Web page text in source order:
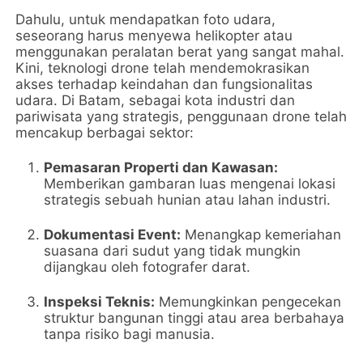
Dahulu, untuk mendapatkan foto udara,
seseorang harus menyewa helikopter atau
menggunakan peralatan berat yang sangat mahal.
Kini, teknologi drone telah mendemokrasikan
akses terhadap keindahan dan fungsionalitas
udara. Di Batam, sebagai kota industri dan
pariwisata yang strategis, penggunaan drone telah
mencakup berbagai sektor:
Pemasaran Properti dan Kawasan:
Memberikan gambaran luas mengenai lokasi
strategis sebuah hunian atau lahan industri.
Dokumentasi Event: Menangkap kemeriahan
suasana dari sudut yang tidak mungkin
dijangkau oleh fotografer darat.
Inspeksi Teknis: Memungkinkan pengecekan
struktur bangunan tinggi atau area berbahaya
tanpa risiko bagi manusia.